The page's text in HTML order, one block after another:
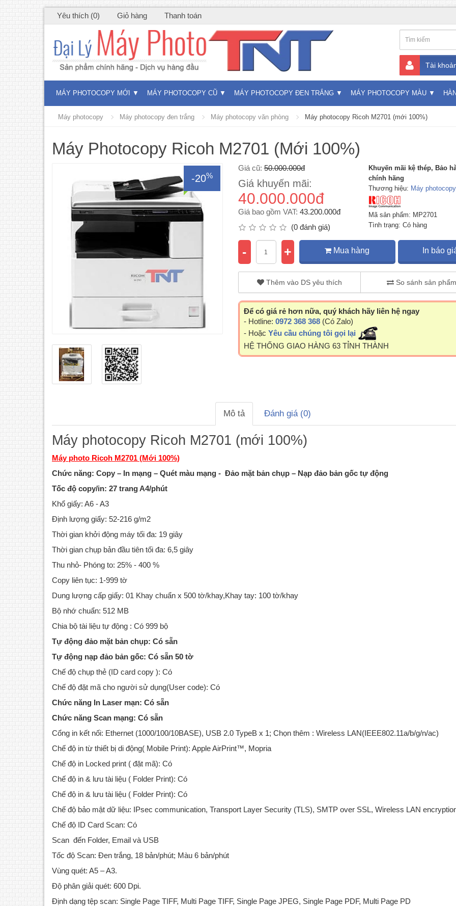
Yêu thích (0) Giỏ hàng Thanh toán
Tài
MÁY PHOTOCOPY MỚI MÁY PHOTOCOPY CŨ MÁY PHOTOCOPY ĐEN TRẮNG MÁY PHOTOCOPY MÀU
Máy photocopy Máy photocopy đen trắng Máy photocopy văn phòng Máy photocopy Ricoh M2701 (mới 100%)
Máy Photocopy Ricoh M2701 (Mới 100%)
-20%
Giá cũ: 50.000.000đ
Giá khuyến mãi:
40.000.000đ
Giá bao gồm VAT: 43.200.000đ
(0 đánh giá)
Khuyến mãi kệ thép, Bảo
chính hãng
Thương hiệu: Máy
Mã sản phẩm: MP2701
Tình trạng: Có hàng
- + Mua hàng In báo
Thêm vào DS yêu thích So sánh sản phẩm
Để có giá rẻ hơn nữa, quý khách hãy liên hệ ngay
- Hotline: 0972 368 368(Có Zalo)
- Hoặc Yêu cầu chúng tôi gọi lại
HỆ THỐNG GIAO HÀNG 63 TỈNH THÀNH
Mô tả Đánh giá (0)
Máy photocopy Ricoh M2701 (mới 100%)
Máy photo Ricoh M2701 (Mới 100%)
Chức năng: Copy – In mạng – Quét màu mạng - Đảo mặt bản chụp – Nạp đảo bản gốc tự động
Tốc độ copy/in: 27 trang A4/phút
Khổ giấy: A6 - A3
Định lượng giấy: 52-216 g/m2
Thời gian khởi động máy tối đa: 19 giây
Thời gian chụp bản đầu tiên tối đa: 6,5 giây
Thu nhỏ- Phóng to: 25% - 400 %
Copy liên tục: 1-999 tờ
Dung lượng cấp giấy: 01 Khay chuẩn x 500 tờ/khay,Khay tay: 100 tờ/khay
Bộ nhớ chuẩn: 512 MB
Chia bộ tài liệu tự động : Có 999 bộ
Tự động đảo mặt bản chụp: Có sẵn
Tự động nạp đảo bản gốc: Có sẵn 50 tờ
Chế độ chụp thẻ (ID card copy ): Có
Chế độ đặt mã cho người sử dụng(User code): Có
Chức năng In Laser mạn: Có sẵn
Chức năng Scan mạng: Có sẵn
Cổng in kết nối: Ethernet (1000/100/10BASE), USB 2.0 TypeB x 1; Chọn thêm : Wireless LAN(IEEE802.11a/b/g/n/ac)
Chế độ in từ thiết bị di động( Mobile Print): Apple AirPrint™, Mopria
Chế độ in Locked print ( đặt mã): Có
Chế độ in & lưu tài liệu ( Folder Print): Có
Chế độ in & lưu tài liệu ( Folder Print): Có
Chế độ bảo mật dữ liệu: IPsec communication, Transport Layer Security (TLS), SMTP over SSL, Wireless LAN
Chế độ ID Card Scan: Có
Scan đến Folder, Email và USB
Tốc độ Scan: Đen trắng, 18 bản/phút; Màu 6 bản/phút
Vùng quét: A5 – A3.
Độ phân giải quét: 600 Dpi.
Định dạng tệp scan: Single Page TIFF, Multi Page TIFF, Single Page JPEG, Single Page PDF, Multi Page PD